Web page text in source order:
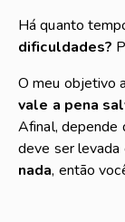
Há quanto
dificuldades?
O meu objetivo
vale a pena
Afinal, depende
deve ser levada
nada, então